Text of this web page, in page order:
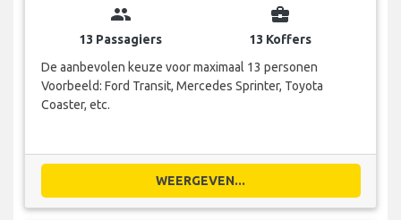
group
13 Passagiers
business_center
13 Koffers
De aanbevolen keuze voor maximaal 13 personen
Voorbeeld: Ford Transit, Mercedes Sprinter, Toyota
Coaster, etc.
WEERGEVEN...